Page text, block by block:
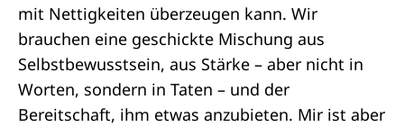
mit Nettigkeiten überzeugen kann. Wir
brauchen eine geschickte Mischung aus
Selbstbewusstsein, aus Stärke – aber nicht in
Worten, sondern in Taten – und der
Bereitschaft, ihm etwas anzubieten. Mir ist aber